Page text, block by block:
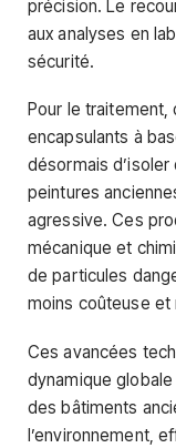
précision. Le
aux analyses en
sécurité.
Pour le
encapsulants à
désormais
peintures
agressive. Ces
mécanique et
de particules
moins coûteuse et
Ces avancées
dynamique
des bâtiments
l’environnement,